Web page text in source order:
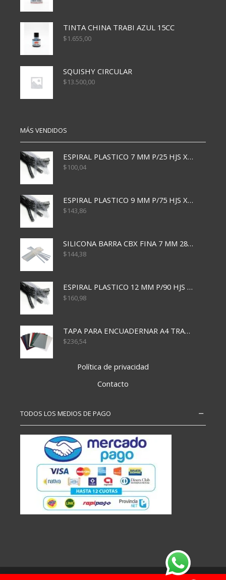
TINTA CHINA TRABI AZUL 15CC
$1.655,00
SQUISHY CIRCULAR
$13.500,00
MÁS VENDIDOS
ESPIRAL PLASTICO 7 MM P/25 HJS X50x3000
$100,04
ESPIRAL PLASTICO 9 MM P/75 HJS X50X2400
$143,86
SILICONA BARRA CBX FINA 7 MM 28 CM
$144,38
ESPIRAL PLASTICO 12 MM P/90 HJS X50X1500
$160,98
TAPA PARA ENCUADERNAR A4 TRANSP x50x500
$236,54
Política de privacidad
Contacto
TODOS LOS MEDIOS DE PAGO